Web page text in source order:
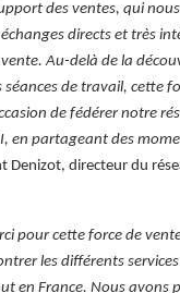
des ventes, qui
directs et très
Au-delà de la
de travail, cette
de fédérer notre
en partageant des
Denizot, directeur du
pour cette force de
les différents
en France. Nous avons